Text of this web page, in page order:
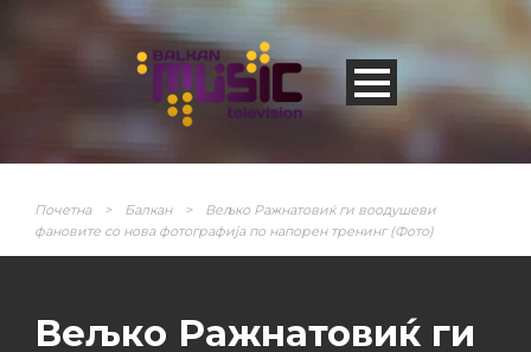
Почетна > Балкан >
Вељко Ражнатовиќ ги воодушеви
фановите со нова фотографија по напорен тренинг (Фото)
Вељко Ражнатовиќ ги